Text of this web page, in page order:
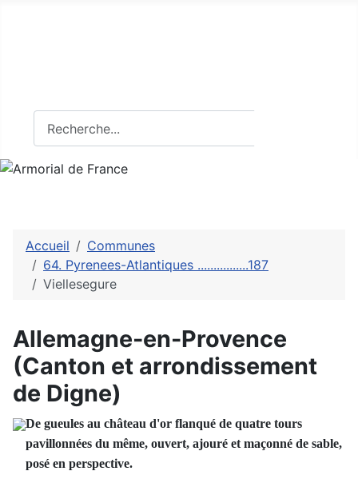
Accueil
Communes
64. Pyrenees-Atlantiques ................187
Viellesegure
Allemagne-en-Provence
(Canton et arrondissement
de Digne)
De gueules au château d'or flanqué de quatre tours
pavillonnées du même, ouvert, ajouré et maçonné de sable,
posé en perspective.